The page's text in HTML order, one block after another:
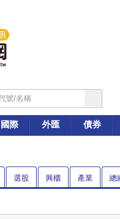
國際 外匯 債券
選股 興櫃 產業 總